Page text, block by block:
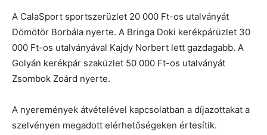
A CalaSport sportszerüzlet 20 000 Ft-os utalványát
Dömötör Borbála nyerte. A Bringa Doki kerékpárüzlet 30
000 Ft-os utalványával Kajdy Norbert lett gazdagabb. A
Golyán kerékpár szaküzlet 50 000 Ft-os utalványát
Zsombok Zoárd nyerte.
A nyeremények átvételével kapcsolatban a díjazottakat a
szelvényen megadott elérhetőségeken értesítik.